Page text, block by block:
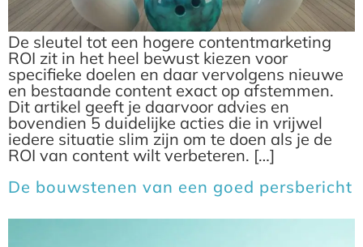
De sleutel tot een hogere contentmarketing
ROI zit in het heel bewust kiezen voor
specifieke doelen en daar vervolgens nieuwe
en bestaande content exact op afstemmen.
Dit artikel geeft je daarvoor advies en
bovendien 5 duidelijke acties die in vrijwel
iedere situatie slim zijn om te doen als je de
ROI van content wilt verbeteren. […]
De bouwstenen van een goed persbericht